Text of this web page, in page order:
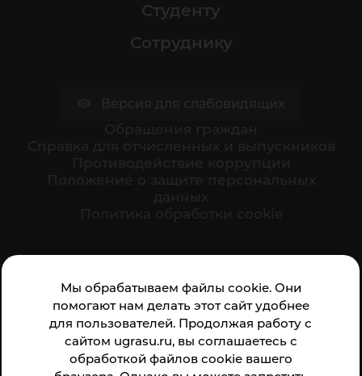
Мы обрабатываем файлы cookie. Они
помогают нам делать этот сайт удобнее
для пользователей. Продолжая работу с
сайтом ugrasu.ru, вы соглашаетесь с
обработкой файлов cookie вашего
Студенту
Сотруднику
организации: